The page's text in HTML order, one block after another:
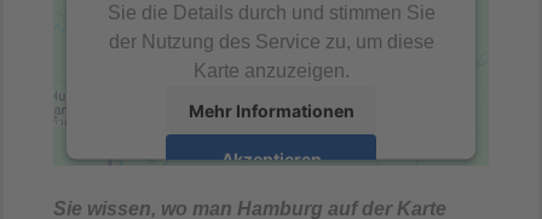
Sie die Details durch und stimmen Sie
der Nutzung des Service zu, um diese
Karte anzuzeigen.
Mehr Informationen
Akzeptieren
Sie wissen, wo man Hamburg auf der Karte